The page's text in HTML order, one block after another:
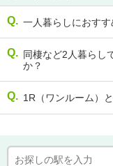
一人暮らしにおす
同棲など2人暮らし
か？
1R（ワンルーム）